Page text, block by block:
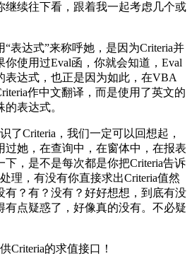
继续往下看，跟着我一起考虑几个或
表达式”来称呼她，是因为Criteria并
使用过Eval函，你就会知道，Eval
表达式，也正是因为如此，在VBA
作中文翻译，而是使用了英文的
表达式。
Criteria，我们一定可以回想起，
过她，在查询中，在窗体中，在报表
，是不是每次都是你把Criteria告诉
理，有没有你直接求出Criteria值然
有？有？没有？好好想想，到底有没
点疑惑了，好像真的没有。不必疑
Criteria的求值接口！